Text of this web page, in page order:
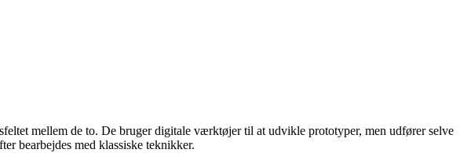
mellem de to. De bruger digitale værktøjer til at udvikle prototyper, men udfører selve
bearbejdes med klassiske teknikker.